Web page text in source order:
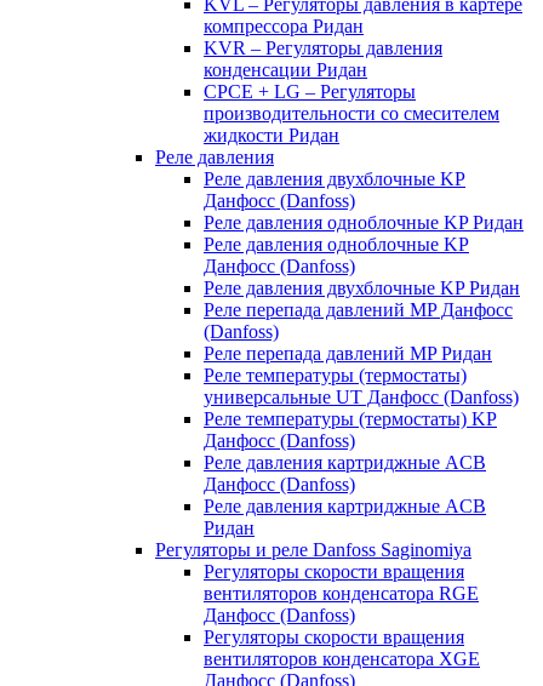
KVL – Регуляторы давления в картере
компрессора Ридан
KVR – Регуляторы давления
конденсации Ридан
CPCE + LG – Регуляторы
производительности со смесителем
жидкости Ридан
Реле давления
Реле давления двухблочные KP
Данфосс (Danfoss)
Реле давления одноблочные KP Ридан
Реле давления одноблочные KP
Данфосс (Danfoss)
Реле давления двухблочные KP Ридан
Реле перепада давлений MP Данфосс
(Danfoss)
Реле перепада давлений MP Ридан
Реле температуры (термостаты)
универсальные UT Данфосс (Danfoss)
Реле температуры (термостаты) KP
Данфосс (Danfoss)
Реле давления картриджные ACB
Данфосс (Danfoss)
Реле давления картриджные ACB
Ридан
Регуляторы и реле Danfoss Saginomiya
Регуляторы скорости вращения
вентиляторов конденсатора RGE
Данфосс (Danfoss)
Регуляторы скорости вращения
вентиляторов конденсатора XGE
Данфосс (Danfoss)